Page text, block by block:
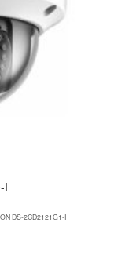
I
DS-2CD2121G1-I